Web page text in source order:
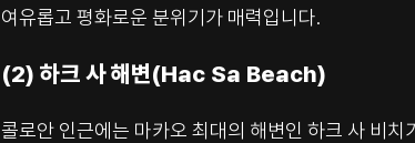
여유롭고 평화로운 분위기가 매력입니다.
(2) 하크 사 해변(Hac Sa Beach)
콜로안 인근에는 마카오 최대의 해변인 하크 사 비